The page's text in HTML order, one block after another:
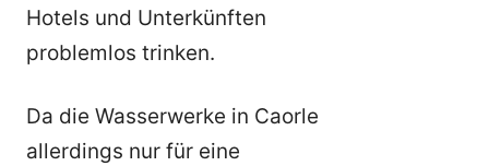
Hotels und Unterkünften
problemlos trinken.
Da die Wasserwerke in Caorle
allerdings nur für eine